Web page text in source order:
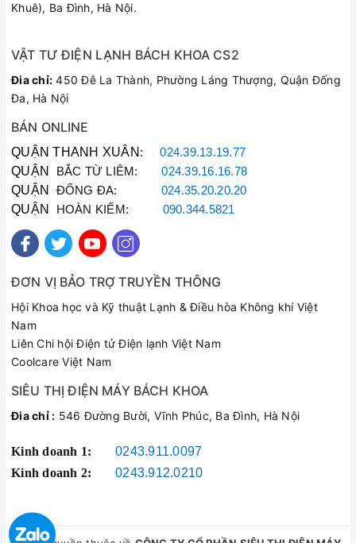
Bình nóng lạnh 15 lít
Công nghệ Flexomic duy trì nước nóng trong thời gian
dài
Với công nghệ Flexomic, Bình nóng lạnh Ariston 15 lít Blue 15R
2.5 FE
sẽ duy trì được độ nóng của nước trong thời gian dài
mà không phải làm nóng liên tục, giúp tiết kiệm điện năng
một cách tối đa.
Bình nóng lạnh Ariston Blue 15 R 2.5 FE
Khuê), Ba Đình, Hà Nội.
VẬT TƯ ĐIỆN LẠNH BÁCH KHOA CS2
Đia chỉ: 450 Đê La Thành, Phường Láng Thượng, Quận Đống
Đa, Hà Nội
BÁN ONLINE
QUẬN THANH XUÂN :024.39.13.19.77
QUẬN BẮC TỪ LIÊM:024.39.16.16.78
QUẬN ĐỐNG ĐA: 024.35.20.20.20
QUẬN HOÀN KIẾM: 090.344.5821
ĐƠN VỊ BẢO TRỢ TRUYỀN THÔNG
Hội Khoa học và Kỹ thuật Lạnh & Điều hòa Không khí Việt
Nam
Liên Chi hội Điện tử Điện lạnh Việt Nam
Coolcare Việt Nam
SIÊU THỊ ĐIỆN MÁY BÁCH KHOA
Đia chỉ : 546 Đường Bười, Vĩnh Phúc, Ba Đình, Hà Nội
Kinh doanh 1:
0243.911.0097
Kinh doanh 2:
0243.912.0210